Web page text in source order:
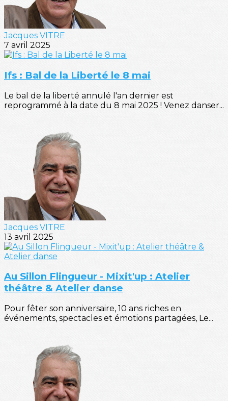
Jacques VITRE
7 avril 2025
Ifs : Bal de la Liberté le 8 mai
Le bal de la liberté annulé l'an dernier est
reprogrammé à la date du 8 mai 2025 ! Venez danser...
Jacques VITRE
13 avril 2025
Au Sillon Flingueur - Mixit'up : Atelier
théâtre & Atelier danse
Pour fêter son anniversaire, 10 ans riches en
événements, spectacles et émotions partagées, Le...